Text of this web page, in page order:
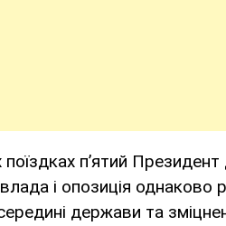
поїздках п’ятий
і опозиція однаково
держави та